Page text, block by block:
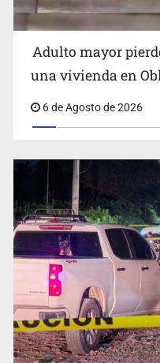
Capturan en Zapopan a
Adulto mayor
una vivienda en
6 de Agosto de 2026